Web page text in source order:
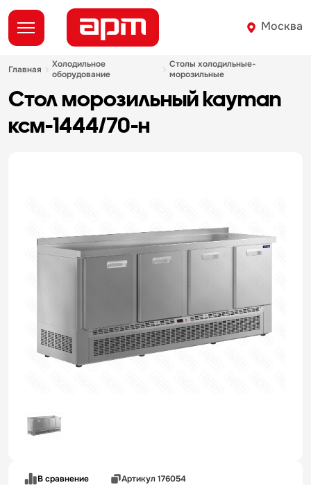
Москва
главная
холодильное
оборудование
столы холодильные-
морозильные
стол морозильный kayman
ксм-1444/70-н
В сравнение Артикул 176054